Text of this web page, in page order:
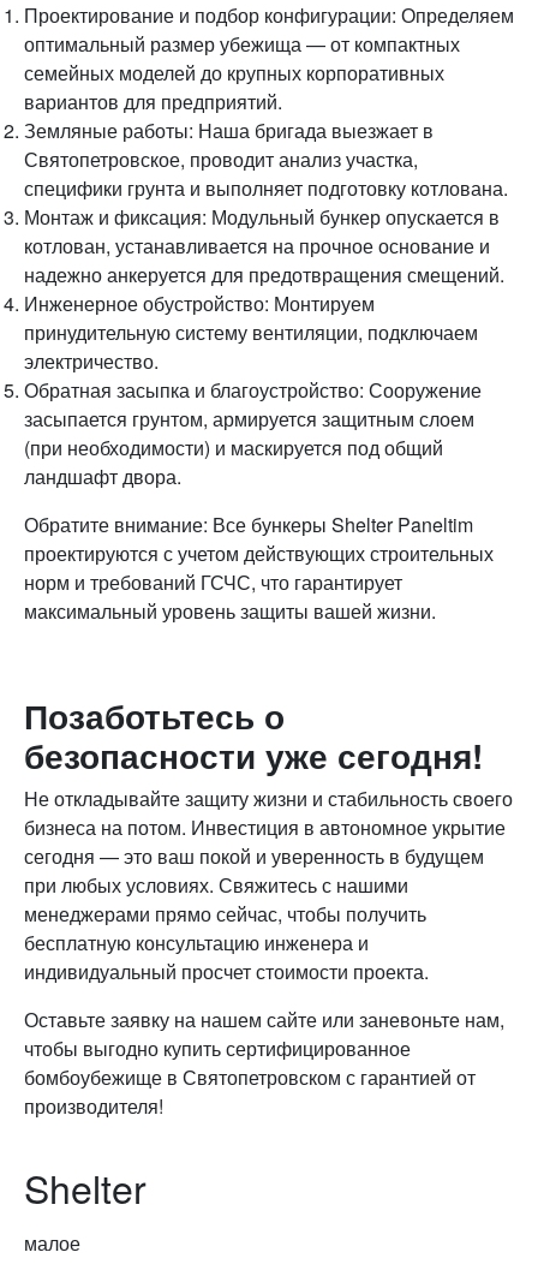
Проектирование и подбор конфигурации: Определяем
оптимальный размер убежища — от компактных
семейных моделей до крупных корпоративных
вариантов для предприятий.
Земляные работы: Наша бригада выезжает в
Святопетровское, проводит анализ участка,
специфики грунта и выполняет подготовку котлована.
Монтаж и фиксация: Модульный бункер опускается в
котлован, устанавливается на прочное основание и
надежно анкеруется для предотвращения смещений.
Инженерное обустройство: Монтируем
принудительную систему вентиляции, подключаем
электричество.
Обратная засыпка и благоустройство: Сооружение
засыпается грунтом, армируется защитным слоем
(при необходимости) и маскируется под общий
ландшафт двора.
Обратите внимание: Все бункеры Shelter Paneltim
проектируются с учетом действующих строительных
норм и требований ГСЧС, что гарантирует
максимальный уровень защиты вашей жизни.
Позаботьтесь о
безопасности уже сегодня!
Не откладывайте защиту жизни и стабильность своего
бизнеса на потом. Инвестиция в автономное укрытие
сегодня — это ваш покой и уверенность в будущем
при любых условиях. Свяжитесь с нашими
менеджерами прямо сейчас, чтобы получить
бесплатную консультацию инженера и
индивидуальный просчет стоимости проекта.
Оставьте заявку на нашем сайте или заневоньте нам,
чтобы выгодно купить сертифицированное
бомбоубежище в Святопетровском с гарантией от
производителя!
Shelter
малое